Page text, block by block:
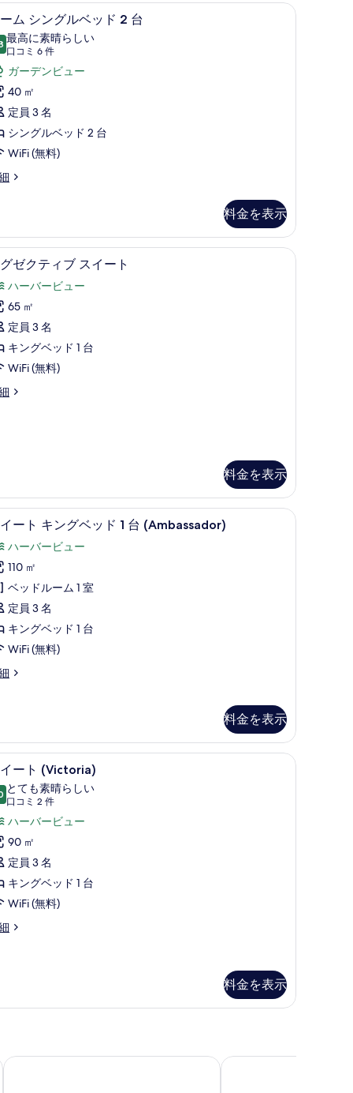
高級寝具、ミニバー、セーフティボックス (
5 ム シングルベッド 2 台
点中 9.8
最高に素晴らしい
口コミ 6 件
(口
コ
ミ
6
件)
ガーデンビュー
40 ㎡
定員 3 名
シングルベッド 2 台
WiFi (無料)
料金を表示
エグゼクティブ スイート | 高級寝具、ミニ
11ゼクティブ スイート
ハーバービュー
65 ㎡
定員 3 名
キングベッド 1 台
WiFi (無料)
料金を表示
スイート キングベッド 1 台 (Ambassador) |
12ート キングベッド 1 台 (Ambassador)
ハーバービュー
110 ㎡
ベッドルーム 1 室
定員 3 名
キングベッド 1 台
WiFi (無料)
料金を表示
(Plateau) | 高級寝具、ミニバー、セーフティボックス (室内)、デスク
スイート (Victoria) | 高級寝具、ミニバー、
12ート (Victoria)
点中 9.0
とても素晴らしい
口コミ 2 件
(口
コ
ミ
2
件)
ハーバービュー
90 ㎡
定員 3 名
キングベッド 1 台
WiFi (無料)
料金を表示
格里拉大酒店)
ハイアット セントリック ビクトリア ハーバー 香港 (香港維
シェラトン香港ホテル